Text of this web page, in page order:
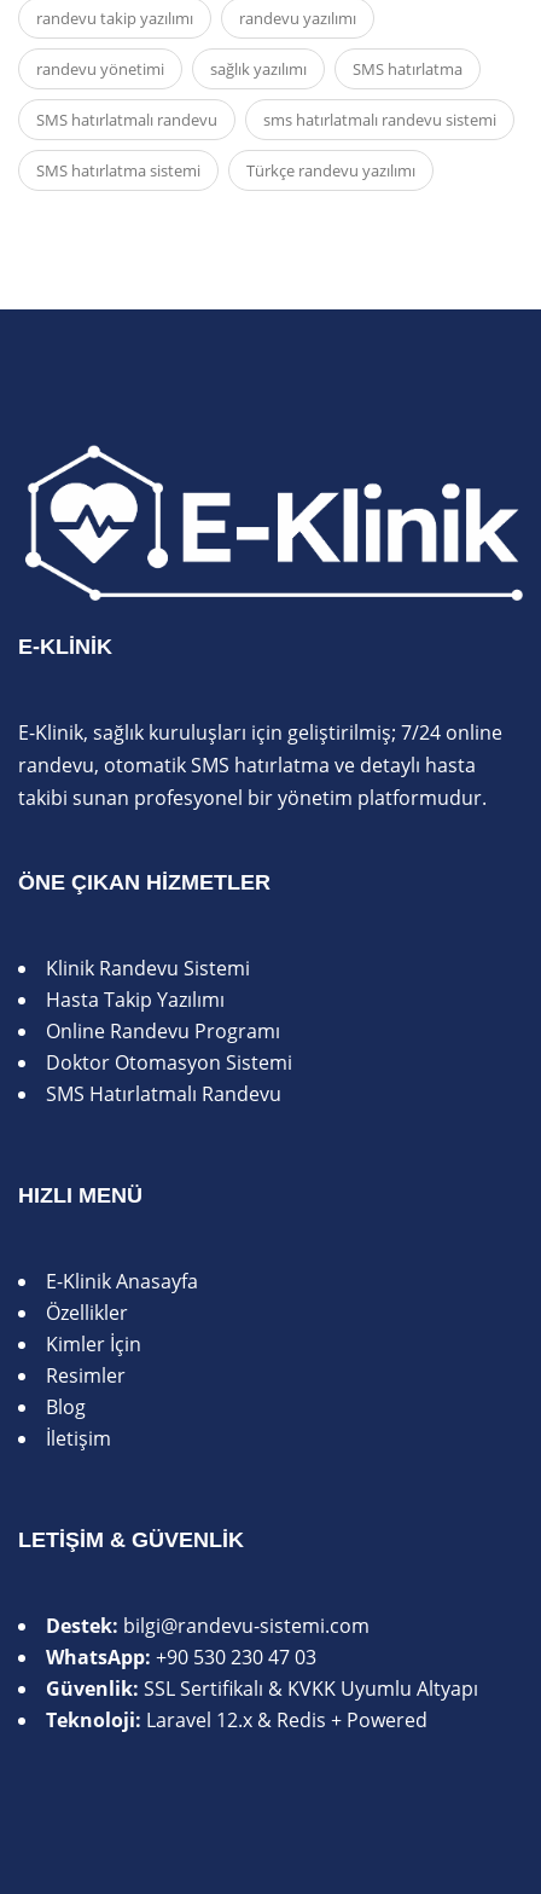
randevu takip yazılımı randevu yazılımı
randevu yönetimi sağlık yazılımı SMS hatırlatma
SMS hatırlatmalı randevu sms hatırlatmalı randevu sistemi
SMS hatırlatma sistemi Türkçe randevu yazılımı
E-KLINIK
E-Klinik, sağlık kuruluşları için geliştirilmiş; 7/24 online
randevu, otomatik SMS hatırlatma ve detaylı hasta
takibi sunan profesyonel bir yönetim platformudur.
ÖNE ÇIKAN HIZMETLER
Klinik Randevu Sistemi
Hasta Takip Yazılımı
Online Randevu Programı
Doktor Otomasyon Sistemi
SMS Hatırlatmalı Randevu
HIZLI MENÜ
E-Klinik Anasayfa
Özellikler
Kimler İçin
Resimler
Blog
İletişim
LETIŞIM & GÜVENLIK
Destek: bilgi@randevu-sistemi.com
WhatsApp: +90 530 230 47 03
Güvenlik: SSL Sertifikalı & KVKK Uyumlu Altyapı
Teknoloji: Laravel 12.x & Redis + Powered